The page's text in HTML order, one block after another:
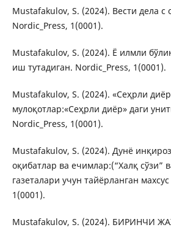
Mustafakulov, S. (2024). Вести дела с
Nordic_Press, 1(0001).
Mustafakulov, S. (2024). Ё илмли
иш тутадиган. Nordic_Press, 1(0001).
Mustafakulov, S. (2024). «Сеҳрли
мулоқотлар:«Сеҳрли диёр» даги
Nordic_Press, 1(0001).
Mustafakulov, S. (2024). Дунё
оқибатлар ва ечимлар:(“Халқ сўзи”
газеталари учун тайёрланган
1(0001).
Mustafakulov, S. (2024). БИРИНЧИ